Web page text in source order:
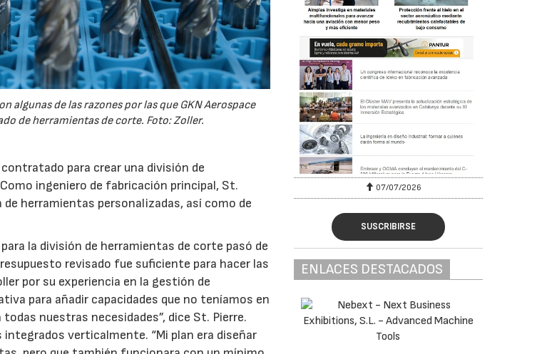
de las razones por las que GKN Aerospace
de herramientas de corte. Foto: Zoller.
para crear una división de
ingeniero de fabricación principal, St.
herramientas personalizadas, así como de
la división de herramientas de corte pasó de
revisado fue suficiente para hacer las
por su experiencia en la gestión de
para añadir capacidades que no teníamos en
nuestras necesidades”, dice St. Pierre.
verticalmente. “Mi plan era diseñar
21/07/2026 07/07/2026
SUSCRIBIRSE
ENLACES DESTACADOS